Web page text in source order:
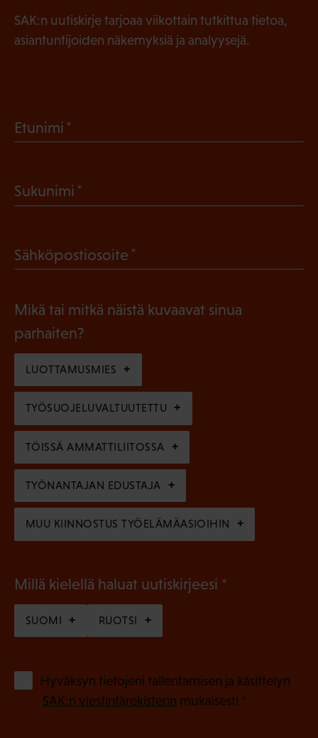
SAK:n uutiskirje tarjoaa viikottain tutkittua tietoa,
asiantuntijoiden näkemyksiä ja analyysejä.
Etunimi
l
n
e
)
Sukunimi
P
k
l
i
n
e
n
)
Sähköpostiosoite
l
i
n
e
n
)
Mikä tai mitkä näistä kuvaavat sinua
parhaiten?
LUOTTAMUSMIES
TYÖSUOJELUVALTUUTETTU
TÖISSÄ AMMATTILIITOSSA
TYÖNANTAJAN EDUSTAJA
MUU KIINNOSTUS TYÖELÄMÄASIOIHIN
Millä kielellä haluat uutiskirjeesi
o
l
SUOMI RUOTSI
Hyväksyn tietojeni tallentamisen ja käsittelyn
SAK:n viestintärekisterin mukaisesti *